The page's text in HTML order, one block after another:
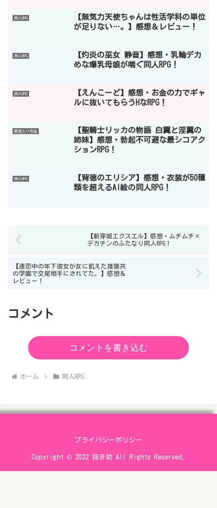
同人RPG
【無気力天使ちゃんは性活学科の単位
が足りない…。】感想＆レビュー！
同人RPG
【灼炎の巫女 静音】感想・乳輪デカ
めな爆乳母娘が喘ぐ同人RPG！
同人RPG
【えんこーど】感想・お金の力でギャ
ルに抜いてもらうHなRPG！
殿堂入り作品
【聖騎士リッカの物語 白翼と淫翼の
姉妹】感想・勃起不可避な最シコアク
ションRPG！
同人RPG
【背徳のエリシア】感想・衣装が50種
類を超えるAI絵の同人RPG！
【斬穿姫エクスエル】感想・ムチムチ×
デカチンのふたなり同人RPG！
【遠恋中の年下彼女が女に飢えた雄猿共
の学園で交尾相手にされてた。】感想＆
レビュー！
コメント
コメントを書き込む
ホーム 同人RPG
プライバシーポリシー
Copyright © 2022 抜き助 All Rights Reserved.